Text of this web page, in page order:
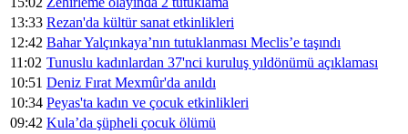
13:33 Rezan'da kültür sanat etkinlikleri
12:42 Bahar Yalçınkaya’nın tutuklanması Meclis’e taşındı
11:02 Tunuslu kadınlardan 37'nci kuruluş yıldönümü açıklaması
10:51 Deniz Fırat Mexmûr'da anıldı
10:34 Peyas'ta kadın ve çocuk etkinlikleri
09:42 Kula’da şüpheli çocuk ölümü